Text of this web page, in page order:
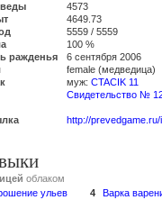
4573
4649.73
5559 / 5559
100 %
ражденья
6 сентября 2006
female (медведица)
муж: CTACIK 11
Свидетельство №
http://
облаком
ульев
4
Варка